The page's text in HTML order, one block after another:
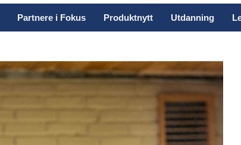
Partnere i Fokus Produktnytt Utdanning